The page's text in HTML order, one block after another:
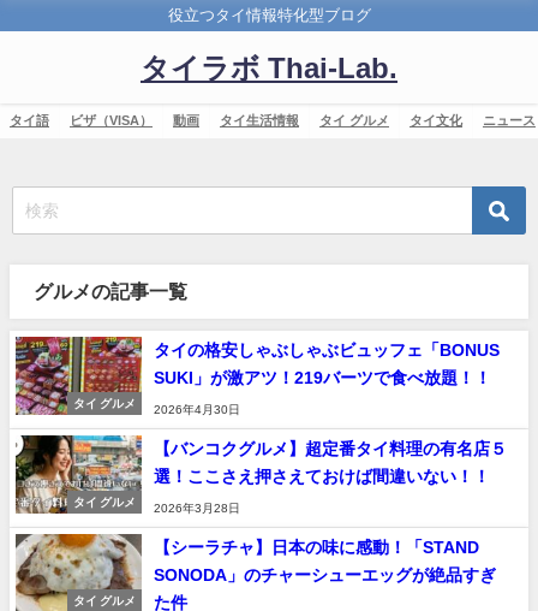
役立つタイ情報特化型ブログ
タイラボ Thai-Lab.
タイ語 ビザ（VISA） 動画 タイ生活情報 タイ グルメ タイ文化 ニュース
グルメの記事一覧
タイ グルメ
タイの格安しゃぶしゃぶビュッフェ「BONUS
SUKI」が激アツ！219バーツで食べ放題！！
2026年4月30日
タイ グルメ
【バンコクグルメ】超定番タイ料理の有名店５
選！ここさえ押さえておけば間違いない！！
2026年3月28日
タイ グルメ
【シーラチャ】日本の味に感動！「STAND
SONODA」のチャーシューエッグが絶品すぎ
た件